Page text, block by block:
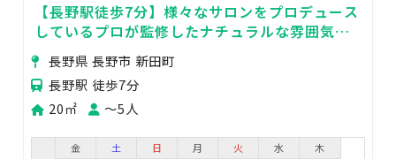
【長野駅徒歩7分】様々なサロンをプロデュース
しているプロが監修したナチュラルな雰囲気に
包まれた落ち着いた空間
長野県 長野市 新田町
長野駅 徒歩7分
20㎡
〜5人
金
土
日
月
火
水
木